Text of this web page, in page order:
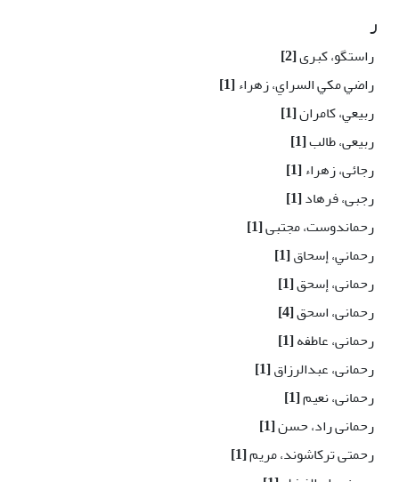
ر
راستگو، کبری[2]
راضي مكي السراي، زهراء[1]
ربيعي، كامران[1]
ربیعی، طالب[1]
رجائی، زهراء[1]
رجبی، فرهاد[1]
رحماندوست، مجتبى[1]
رحماني، إسحاق[1]
رحمانی، إسحق[1]
رحمانی، اسحق[4]
رحمانی، عاطفه[1]
رحمانی، عبدالرزاق[1]
رحمانی، نعیم[1]
رحمانی راد، حسن[1]
رحمتی ترکاشوند، مریم[1]